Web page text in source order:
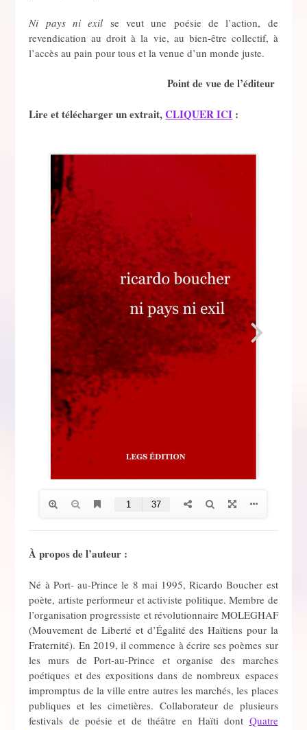
Ni pays ni exil se veut une poésie de l’action, de
revendication au droit à la vie, au bien-être collectif, à
l’accès au pain pour tous et la venue d’un monde juste.
Point de vue de l’éditeur
Lire et télécharger un extrait,CLIQUER ICI :
À propos de l’auteur :
Né à Port- au-Prince le 8 mai 1995, Ricardo Boucher est
poète, artiste performeur et activiste politique. Membre de
l’organisation progressiste et révolutionnaire MOLEGHAF
(Mouvement de Liberté et d’Égalité des Haïtiens pour la
Fraternité). En 2019, il commence à écrire ses poèmes sur
les murs de Port-au-Prince et organise des marches
poétiques et des expositions dans de nombreux espaces
impromptus de la ville entre autres les marchés, les places
publiques et les cimetières. Collaborateur de plusieurs
festivals de poésie et de théâtre en Haïti dont Quatre